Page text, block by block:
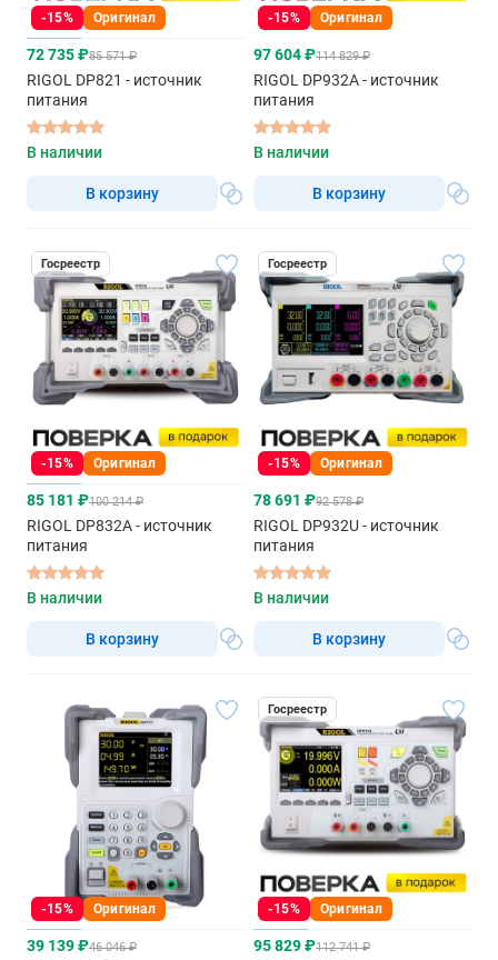
-15% Оригинал
72 735 ₽85 571 ₽
RIGOL DP821 - источник
питания
В наличии
В корзину
-15% Оригинал
97 604 ₽114 829 ₽
RIGOL DP932A - источник
питания
В наличии
В корзину
Госреестр
-15% Оригинал
85 181 ₽100 214 ₽
RIGOL DP832A - источник
питания
В наличии
В корзину
Госреестр
-15% Оригинал
78 691 ₽92 578 ₽
RIGOL DP932U - источник
питания
В наличии
В корзину
-15% Оригинал
39 139 ₽46 046 ₽
Госреестр
-15% Оригинал
95 829 ₽112 741 ₽